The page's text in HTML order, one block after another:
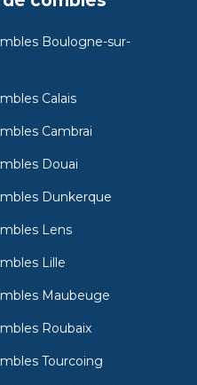
Boulogne-sur-
Calais
Cambrai
Douai
Dunkerque
Lens
Lille
Maubeuge
Roubaix
Tourcoing